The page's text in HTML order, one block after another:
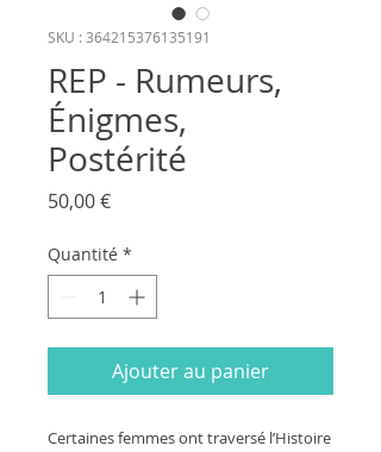
SKU : 364215376135191
REP - Rumeurs,
Énigmes,
Postérité
50,00 €Prix
Quantité *
Ajouter au panier
Certaines femmes ont traversé l’Histoire